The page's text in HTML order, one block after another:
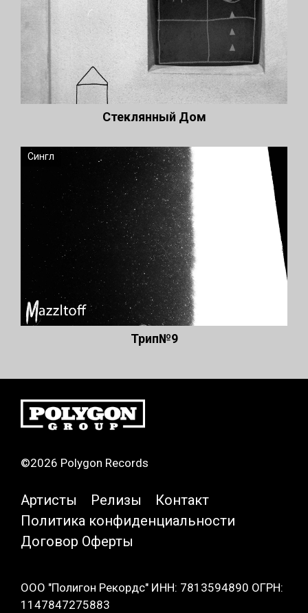
Стеклянный Дом
Сингл
Трип№9
©2026 Polygon Records
Артисты Релизы
Контакт
Политика конфиденциальности
Договор Оферты
ООО "Полигон Рекордс" ИНН: 7813594890 ОГРН:
1147847275883